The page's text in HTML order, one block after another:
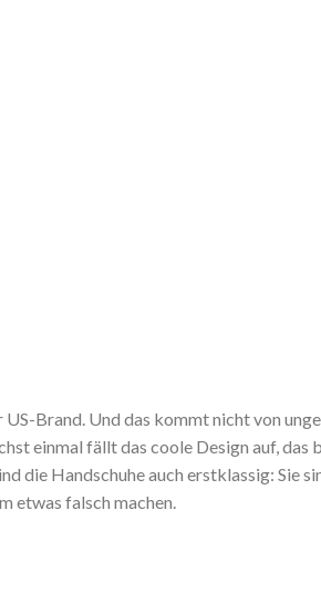
Brand. Und das kommt nicht von
einmal fällt das coole Design auf,
die Handschuhe auch erstklassig: Sie
etwas falsch machen.